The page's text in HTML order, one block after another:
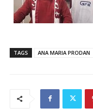
TAGS ANA MARIA PRODAN